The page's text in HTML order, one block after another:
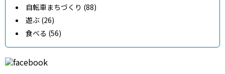
自転車まちづくり (88)
遊ぶ (26)
食べる (56)